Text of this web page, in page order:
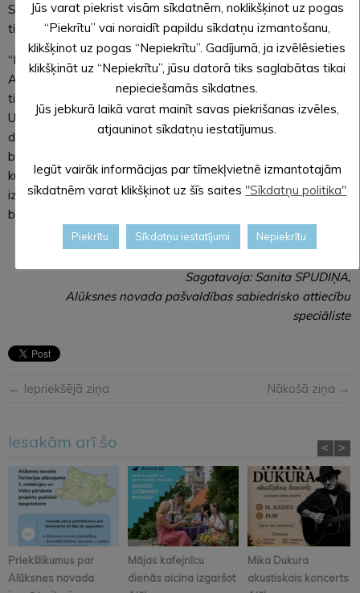
Slēdzot līgumu ar minēto biedrību, būs paredzēts, ka nauda
tiks pārskaitīta gadījumā, ja tā spēs realizēt projektu pilnībā.
“Ieceri īstenojot, plānots uzstādīt 1318 metāla stabiņus pie
Amatas dzelzceļa stacijas. Stabiņi būs dažāda augstuma, no
tiem 393 būs īsāki, jo tik daudz bērnu atradās šajā ešalonā.
Uz katra stabiņa būs lasāms izsūtītā vārds, uzvārds,
dzimšanas gads, pagasts, no kuras vietas izsūtīts. Stabiņi
būs divās krāsās – vienā krāsā tiem, kuri izdzīvoja, citā – tiem,
kuri gāja bojā ceļā vai izsūtījumā. Būs arī norāde, ja miris
izsūtījumā,” iesniegumā min Latvijas Politiski represēto Cēsu
biedrību pārstāvis Pēteris Ozols.
Sagatavoja: Sanita SPUDIŅA,
Alūksnes novada pašvaldības sabiedrisko attiecību
speciāliste
← Iepriekšējā ziņa Nākošā ziņa →
Iesakām arī šo
Priekšlikumus par
Alūksnes novada
Mājas kafejnīcu
dienās aicina izgaršot
Mika Dukura
akustiskais koncerts
< >
Jūs varat piekrist visām sīkdatnēm, noklikšķinot uz pogas
“Piekrītu” vai noraidīt papildu sīkdatņu izmantošanu,
klikšķinot uz pogas “Nepiekrītu”. Gadījumā, ja izvēlēsieties
klikšķināt uz “Nepiekrītu”, jūsu datorā tiks saglabātas tikai
nepieciešamās sīkdatnes.
Jūs jebkurā laikā varat mainīt savas piekrišanas izvēles,
atjauninot sīkdatņu iestatījumus.
Iegūt vairāk informācijas par tīmekļvietnē izmantotajām
sīkdatnēm varat klikšķinot uz šīs saites "Sīkdatņu politika"
Piekrītu Sīkdatņu iestatījumi Nepiekrītu